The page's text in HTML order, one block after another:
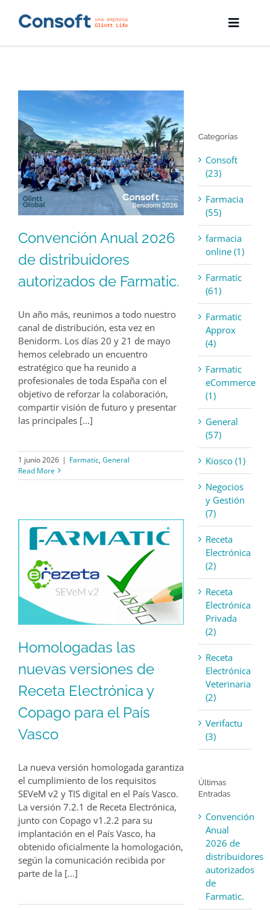
Toggle
Descargas
Servicios
Blog
Empresa
Contacto
Convención Anual 2026
de distribuidores
autorizados de Farmatic.
Un año más, reunimos a todo nuestro
canal de distribución, esta vez en
Benidorm. Los días 20 y 21 de mayo
hemos celebrado un encuentro
estratégico que ha reunido a
profesionales de toda España con el
objetivo de reforzar la colaboración,
compartir visión de futuro y presentar
las principales [...]
1 junio 2026 | Farmatic, General
Read More
Homologadas las
nuevas versiones de
Receta Electrónica y
Copago para el País
Vasco
La nueva versión homologada garantiza
el cumplimiento de los requisitos
SEVeM v2 y TIS digital en el País Vasco.
La versión 7.2.1 de Receta Electrónica,
junto con Copago v1.2.2 para su
implantación en el País Vasco, ha
obtenido oficialmente la homologación,
según la comunicación recibida por
parte de la [...]
Categorías
Consoft
(23)
Farmacia
(55)
farmacia
online (1)
Farmatic
(61)
Farmatic
Approx
(4)
Farmatic
eCommerce
(1)
General
(57)
Kiosco (1)
Negocios
y Gestión
(7)
Receta
Electrónica
(2)
Receta
Electrónica
Privada
(2)
Receta
Electrónica
Veterinaria
(2)
Verifactu
(3)
Últimas
Entradas
Convención
Anual
2026 de
distribuidores
autorizados
de
Farmatic.